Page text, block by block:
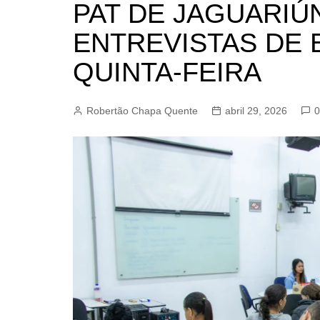
JUNDIAÍ
MOGI
MOGI
PAULÍNIA
PAT DE
ENTREVISTAS DE
QUINTA-FEIRA
Robertão Chapa Quente abril 29, 2026 0